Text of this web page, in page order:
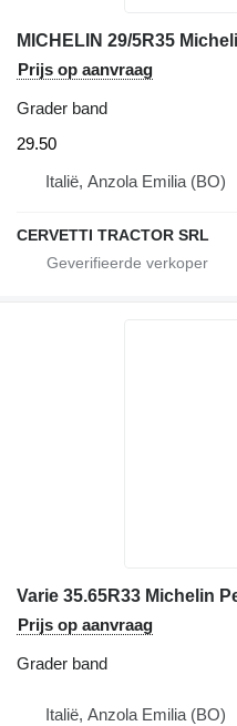
Prijs op aanvraag
Grader band
29.50
Italië, Anzola Emilia (BO)
CERVETTI TRACTOR SRL
Prijs op aanvraag
Grader band
Italië, Anzola Emilia (BO)